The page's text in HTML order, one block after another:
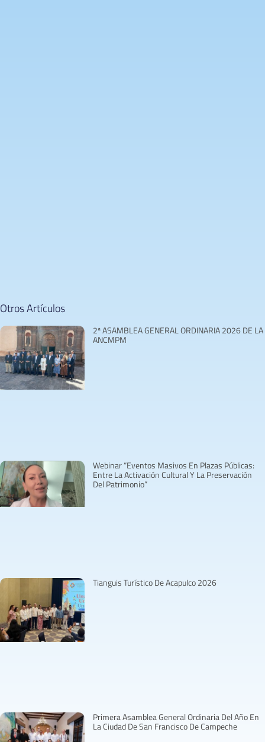
Otros Artículos
2ª ASAMBLEA GENERAL ORDINARIA 2026 DE LA
ANCMPM
Webinar “Eventos Masivos En Plazas Públicas:
Entre La Activación Cultural Y La Preservación
Del Patrimonio”
Tianguis Turístico De Acapulco 2026
Primera Asamblea General Ordinaria Del Año En
La Ciudad De San Francisco De Campeche